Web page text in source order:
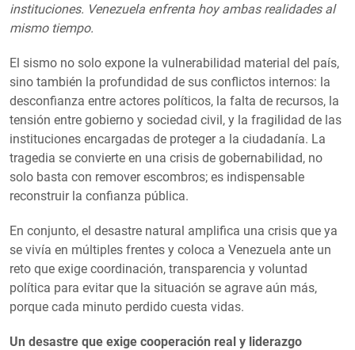
instituciones. Venezuela enfrenta hoy ambas realidades al
mismo tiempo.
El sismo no solo expone la vulnerabilidad material del país,
sino también la profundidad de sus conflictos internos: la
desconfianza entre actores políticos, la falta de recursos, la
tensión entre gobierno y sociedad civil, y la fragilidad de las
instituciones encargadas de proteger a la ciudadanía. La
tragedia se convierte en una crisis de gobernabilidad, no
solo basta con remover escombros; es indispensable
reconstruir la confianza pública.
En conjunto, el desastre natural amplifica una crisis que ya
se vivía en múltiples frentes y coloca a Venezuela ante un
reto que exige coordinación, transparencia y voluntad
política para evitar que la situación se agrave aún más,
porque cada minuto perdido cuesta vidas.
Un desastre que exige cooperación real y liderazgo